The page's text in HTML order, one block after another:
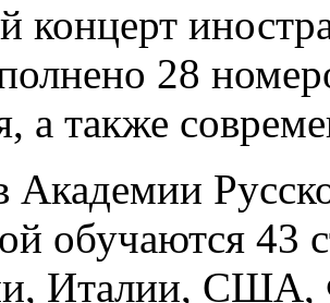
концерт
28
а также
Академии
обучаются 43
Италии, США,